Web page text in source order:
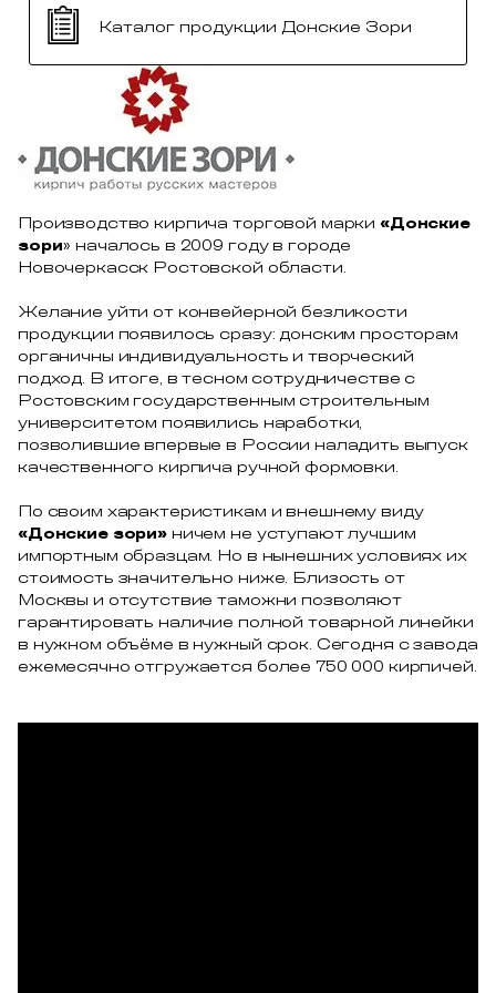
Каталог продукции Донские Зори
Производство кирпича торговой марки «Донские
зори» началось в 2009 году в городе
Новочеркасск Ростовской области.
Желание уйти от конвейерной безликости
продукции появилось сразу: донским просторам
органичны индивидуальность и творческий
подход. В итоге, в тесном сотрудничестве с
Ростовским государственным строительным
университетом появились наработки,
позволившие впервые в России наладить выпуск
качественного кирпича ручной формовки.
По своим характеристикам и внешнему виду
«Донские зори» ничем не уступают лучшим
импортным образцам. Но в нынешних условиях их
стоимость значительно ниже. Близость от
Москвы и отсутствие таможни позволяют
гарантировать наличие полной товарной линейки
в нужном объёме в нужный срок. Сегодня с завода
ежемесячно отгружается более 750 000 кирпичей.